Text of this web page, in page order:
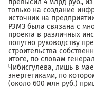
превысил 4 млрд руб.,
только на создание
источник на
РЭМЗ была связана с
проекта в различных
попутно руководству
строительства
итоге, по словам
Чибисгулева, лишь в
энергетиками, по
(около 600 млн руб.)